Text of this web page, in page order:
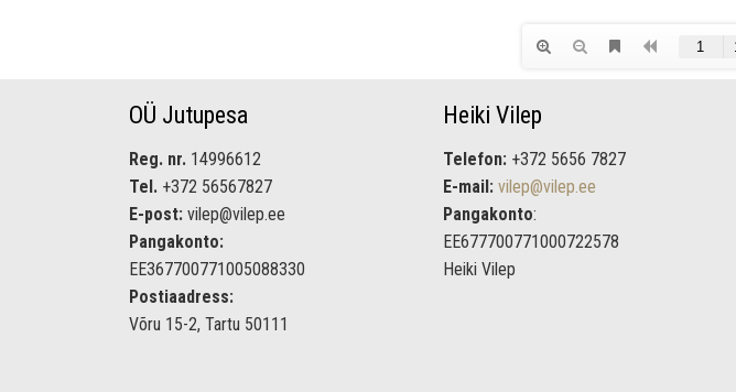
OÜ Jutupesa
Reg. nr. 14996612
Tel. +372 56567827
E-post: vilep@vilep.ee
Pangakonto:
EE367700771005088330
Postiaadress:
Võru 15-2, Tartu 50111
Heiki Vilep
Telefon: +372 5656 7827
E-mail: vilep@vilep.ee
Pangakonto:
EE677700771000722578
Heiki Vilep